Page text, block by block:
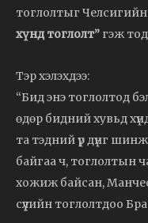
тоглолтыг
хүнд тоглолт” гэж
Тэр хэлэхдээ:
“Бид энэ тоглолтод
өдөр бидний хувьд
та тэдний үр дүнг
байгаа ч, тоглолтын
хожиж байсан,
сүүлийн тоглолтдоо